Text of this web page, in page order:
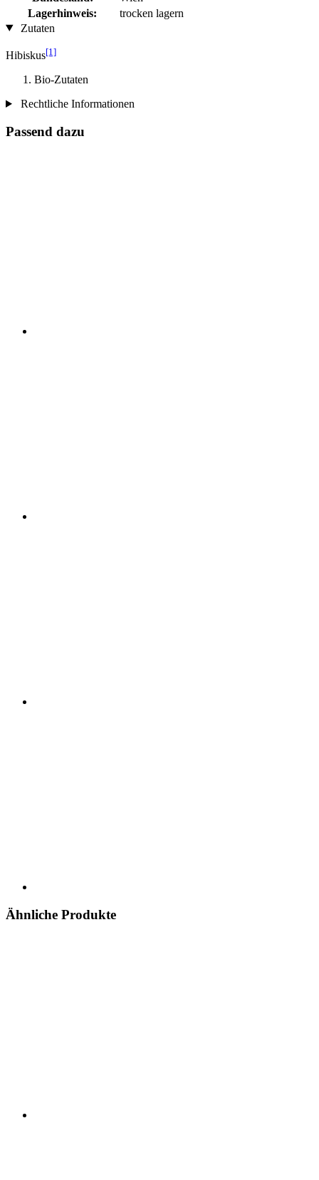
Lagerhinweis:
trocken lagern
Zutaten
Hibiskus[1]
Bio-Zutaten
Rechtliche Informationen
Passend dazu
Ähnliche Produkte